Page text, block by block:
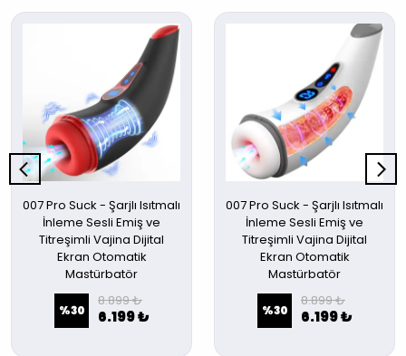
007 Pro Suck - Şarjlı Isıtmalı
İnleme Sesli Emiş ve
Titreşimli Vajina Dijital
Ekran Otomatik
Mastürbatör
%30
8.899 ₺
6.199 ₺
007 Pro Suck - Şarjlı Isıtmalı
İnleme Sesli Emiş ve
Titreşimli Vajina Dijital
Ekran Otomatik
Mastürbatör
%30
8.899 ₺
6.199 ₺